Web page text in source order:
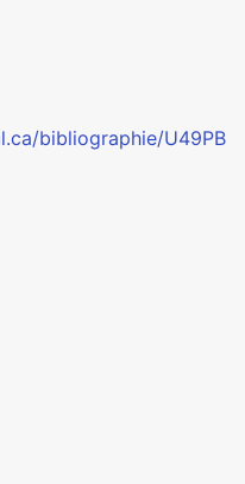
bibliographie/U49PB